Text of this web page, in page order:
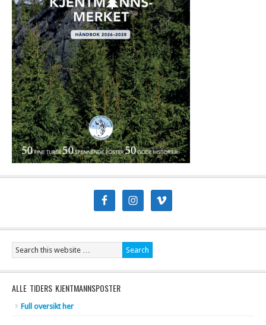
ALLE TIDERS KJENTMANNSPOSTER
Full oversikt her